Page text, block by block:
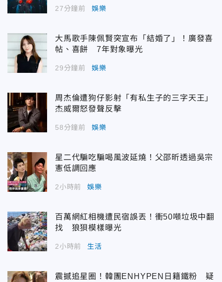
27分鐘前 娛樂
大馬歌手陳佩賢突宣布「結婚了」！廣發喜
帖、喜餅 7年對象曝光
29分鐘前 娛樂
周杰倫遭狗仔影射「有私生子的三字天王」
杰威爾怒發聲反擊
58分鐘前 娛樂
星二代騙吃騙喝風波延燒！父邵昕透過吳宗
憲低調回應
2小時前 娛樂
百萬網紅相機遭民宿誤丟！衝50噸垃圾中翻
找 狼狽模樣曝光
2小時前 生活
震撼追星圈！韓團ENHYPEN日籍鐵粉 疑